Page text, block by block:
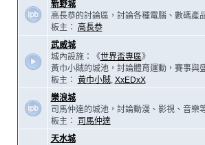
新野城
高長恭的討論區，討論各種電腦、數碼產
板主：
高長恭
武威城
城內設施：《世界盃專區》
黃巾小賊的城池，討論體育運動，賽事與
板主： 黃巾小賊, XxEDxX
樂浪城
司馬仲達的城池，討論動漫、影視、音樂
板主：
司馬仲達
天水城